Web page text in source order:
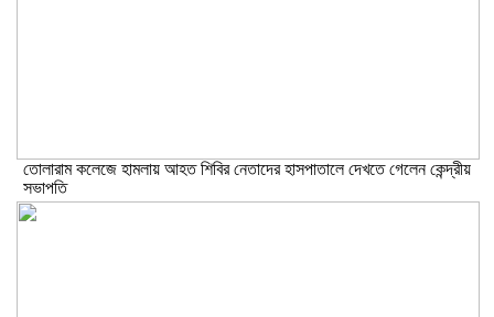
তোলারাম কলেজে হামলায় আহত শিবির নেতাদের হাসপাতালে দেখতে গেলেন কেন্দ্রীয়
সভাপতি